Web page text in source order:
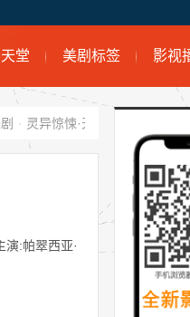
堂 美剧标签 影视
· 灵异惊悚·天天美剧
:帕翠西亚·